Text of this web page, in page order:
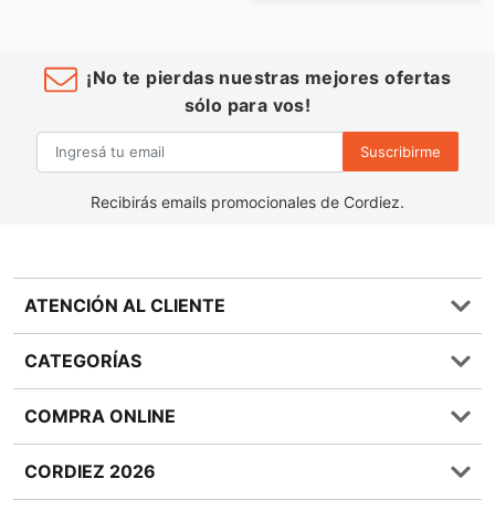
¡No te pierdas nuestras mejores ofertas
sólo para vos!
Suscribirme
Recibirás emails promocionales de Cordiez.
ATENCIÓN AL CLIENTE
Preguntas frecuentes
0810 555 1970
Términos y condiciones
Política de Devoluciones
CATEGORÍAS
Bebidas
Lácteos
COMPRA ONLINE
Métodos de entrega
CORDIEZ 2026